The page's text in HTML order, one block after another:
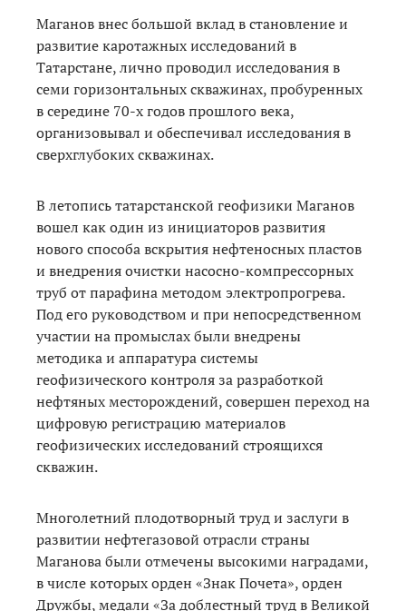
Маганов внес большой вклад в становление и
развитие каротажных исследований в
Татарстане, лично проводил исследования в
семи горизонтальных скважинах, пробуренных
в середине 70-х годов прошлого века,
организовывал и обеспечивал исследования в
сверхглубоких скважинах.
В летопись татарстанской геофизики Маганов
вошел как один из инициаторов развития
нового способа вскрытия нефтеносных пластов
и внедрения очистки насосно-компрессорных
труб от парафина методом электропрогрева.
Под его руководством и при непосредственном
участии на промыслах были внедрены
методика и аппаратура системы
геофизического контроля за разработкой
нефтяных месторождений, совершен переход на
цифровую регистрацию материалов
геофизических исследований строящихся
скважин.
Многолетний плодотворный труд и заслуги в
развитии нефтегазовой отрасли страны
Маганова были отмечены высокими наградами,
в числе которых орден «Знак Почета», орден
Дружбы, медали «За доблестный труд в Великой